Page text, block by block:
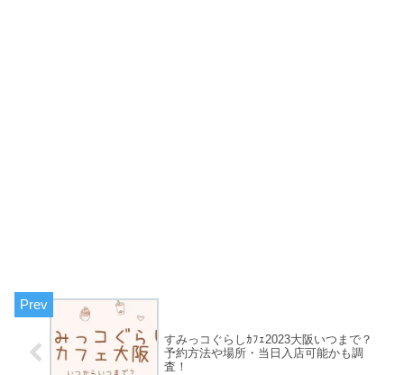
すみっコぐらしｶﾌｪ2023大阪いつまで？
予約方法や場所・当日入店可能かも調
査！